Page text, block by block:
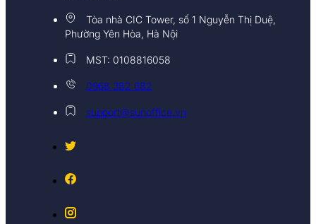
Tòa nhà CIC Tower, số 1 Nguyễn Thị Duệ,
Phường Yên Hòa, Hà Nội
MST: 0108816058
0968 382 682
support@sunoffice.vn